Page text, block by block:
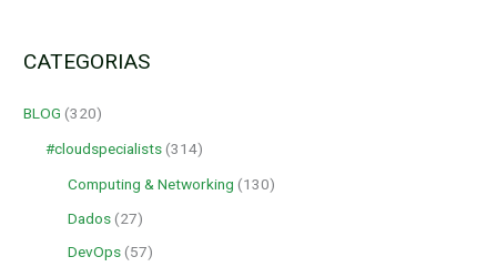
CATEGORIAS
BLOG (320)
#cloudspecialists (314)
Computing & Networking (130)
Dados (27)
DevOps (57)